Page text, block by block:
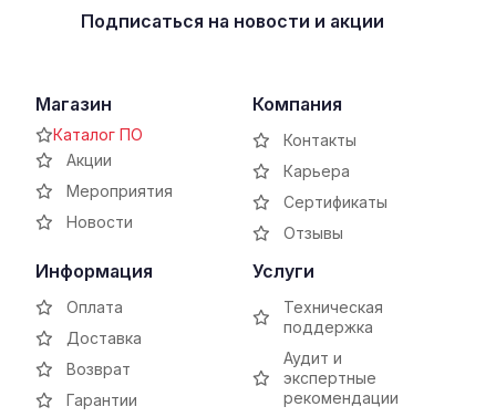
Подписаться на новости и акции
Магазин
Каталог ПО
Акции
Мероприятия
Новости
Компания
Контакты
Карьера
Сертификаты
Отзывы
Информация
Оплата
Доставка
Возврат
Гарантии
Услуги
Техническая
поддержка
Аудит и
экспертные
рекомендации